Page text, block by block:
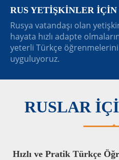
RUS YETİŞKİNLER İÇİN
Rusya vatandaşı olan
hayata hızlı adapte
yeterli Türkçe
uyguluyoruz.
RUSLAR
Hızlı ve Pratik Türkçe